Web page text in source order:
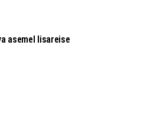
asemel lisareise